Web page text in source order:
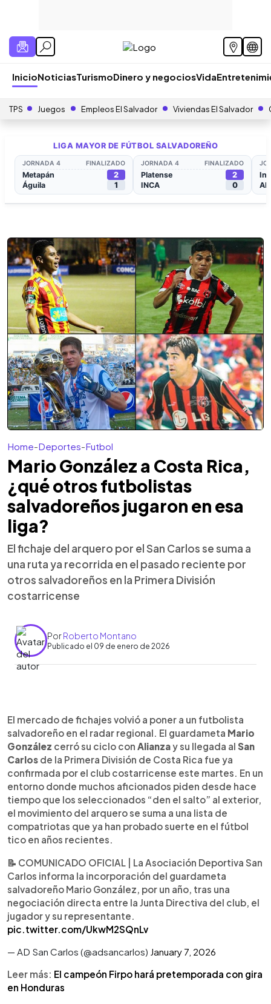
InicioNoticiasTurismoDinero y negociosVida
TPS Juegos Empleos El Salvador Viviendas El Salvador
Home-Deportes-Futbol
Mario González a Costa Rica,
¿qué otros futbolistas
salvadoreños jugaron en esa
liga?
El fichaje del arquero por el San Carlos se suma a
una ruta ya recorrida en el pasado reciente por
otros salvadoreños en la Primera División
costarricense
PorRoberto Montano
Publicado el 09 de enero de 2026
Escuchar artículo
La llegada del portero Mario González al San
Carlos de Costa Rica vuelve a poner en foco la
presencia de futbolistas salvadoreños en el
balompié tico. El guardameta se suma a una lista
de compatriotas que han jugado en clubes
costarricenses en años recientes. Entre ellos
destacan Alexander Larín, considerado el más
exitoso, con pasos por Herediano; Léster Blanco,
con San Carlos y Jicaral; Christian Martínez, con
Saprissa y San Carlos; Erick Cabalceta, con
Cartaginés y Saprissa; Eliseo Quintanilla y Leo
“Machito” Menjívar, ambos en Alajuelense; y Adam
Climaco, reciente fichaje del Pérez Zeledón en
2025. Costa Rica se mantiene como un destino
recurrente para los legionarios salvadoreños que
buscan mayor competencia y proyección
regional.
El mercado de fichajes volvió a poner a un futbolista
salvadoreño en el radar regional. El guardameta Mario
González cerró su ciclo con Alianzay su llegada al San
Carlos de la Primera División de Costa Rica fue ya
confirmada por el club costarricense este martes. En un
entorno donde muchos aficionados piden desde hace
tiempo que los seleccionados “den el salto” al exterior,
el movimiento del arquero se suma a una lista de
compatriotas que ya han probado suerte en el fútbol
tico en años recientes.
📝 COMUNICADO OFICIAL | La Asociación Deportiva San
Carlos informa la incorporación del guardameta
salvadoreño Mario González, por un año, tras una
negociación directa entre la Junta Directiva del club, el
jugador y su representante.
pic.twitter.com/UkwM2SQnLv
— AD San Carlos (@adsancarlos) January 7, 2026
Leer más: El campeón Firpo hará pretemporada con gira
en Honduras